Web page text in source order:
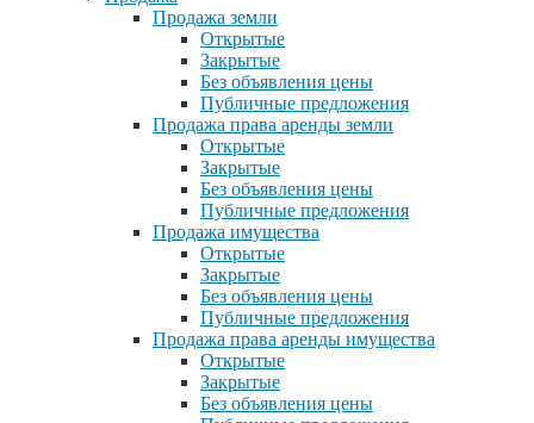
Продажа земли
Открытые
Закрытые
Без объявления цены
Публичные предложения
Продажа права аренды земли
Открытые
Закрытые
Без объявления цены
Публичные предложения
Продажа имущества
Открытые
Закрытые
Без объявления цены
Публичные предложения
Продажа права аренды имущества
Открытые
Закрытые
Без объявления цены